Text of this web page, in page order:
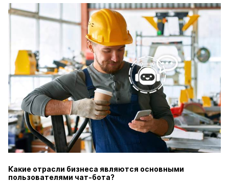
Какие отрасли бизнеса являются основными
пользователями чат-бота?